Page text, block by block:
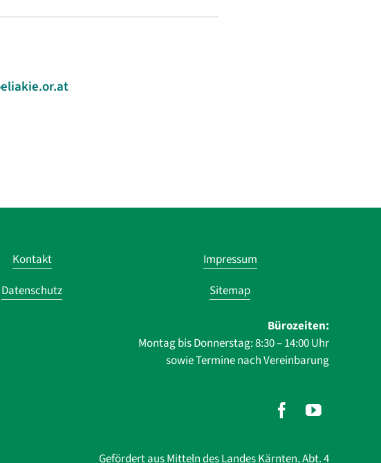
Kontakt
Impressum
Datenschutz
Sitemap
Bürozeiten:
Montag bis Donnerstag: 8:30 – 14:00 Uhr
sowie Termine nach Vereinbarung
Gefördert aus Mitteln des Landes Kärnten, Abt. 4